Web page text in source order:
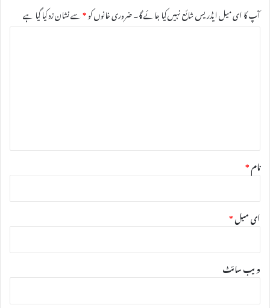
آپ کا ای میل ایڈریس شائع نہیں کیا جائے گا۔ضروری خانوں کو*سے نشان زد کیا گیا ہے
نام*
ای میل*
ویب‌ سائٹ